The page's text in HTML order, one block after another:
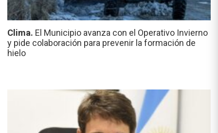
Clima. El Municipio avanza con el Operativo Invierno
y pide colaboración para prevenir la formación de
hielo